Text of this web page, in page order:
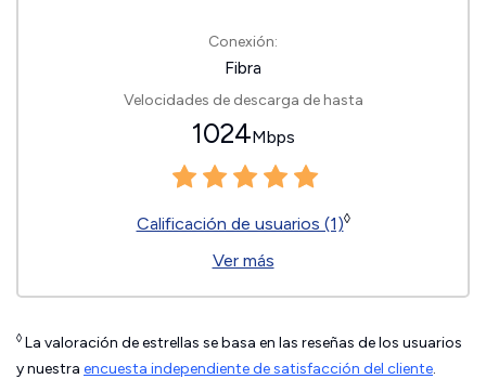
Conexión:
Fibra
Velocidades de descarga de hasta
1024Mbps
Calificación de usuarios (1)◊
Ver más
◊ La valoración de estrellas se basa en las reseñas de los usuarios
y nuestra encuesta independiente de satisfacción del cliente.